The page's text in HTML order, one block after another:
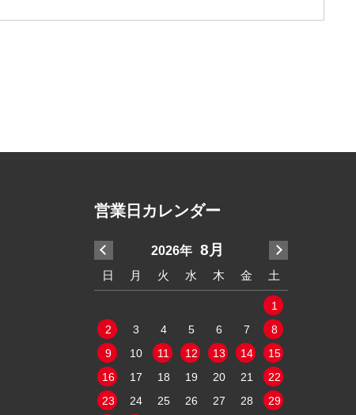
営業日カレンダー
2026年 8月
日 月 火 水 木 金 土
1
2
3 4 5 6 7
8
9
10 11 12 13 14
15
16
17 18 19 20 21
22
23
24 25 26 27 28
29